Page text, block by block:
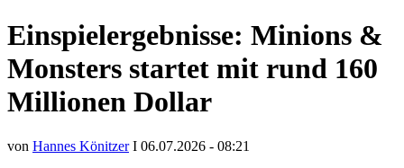
Einspielergebnisse: Minions &
Monsters startet mit rund 160
Millionen Dollar
von Hannes KönitzerI 06.07.2026 - 08:21